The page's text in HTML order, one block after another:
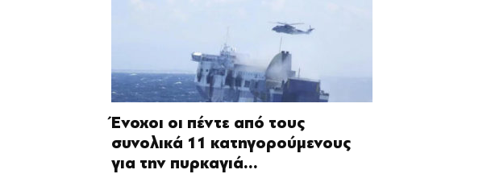
Ένοχοι οι πέντε από τους
συνολικά 11 κατηγορούμενους
για την πυρκαγιά...